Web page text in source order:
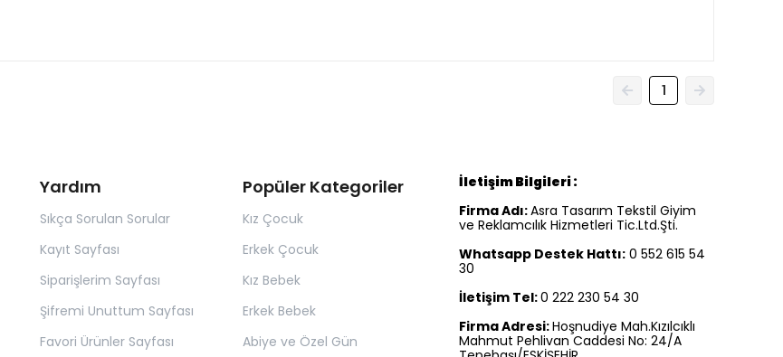
1
Yardım
Sıkça Sorulan Sorular
Kayıt Sayfası
Siparişlerim Sayfası
Şifremi Unuttum Sayfası
Favori Ürünler Sayfası
Popüler Kategoriler
Kız Çocuk
Erkek Çocuk
Kız Bebek
Erkek Bebek
Abiye ve Özel Gün
İletişim Bilgileri :
Firma Adı:Asra Tasarım Tekstil Giyim
ve Reklamcılık Hizmetleri Tic.Ltd.Şti.
Whatsapp Destek Hattı: 0 552 615 54
30
İletişim Tel:0 222 230 54 30
Firma Adresi:Hoşnudiye Mah.Kızılcıklı
Mahmut Pehlivan Caddesi No: 24/A